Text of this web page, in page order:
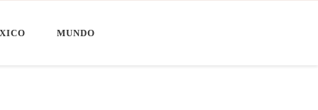
MUNDO